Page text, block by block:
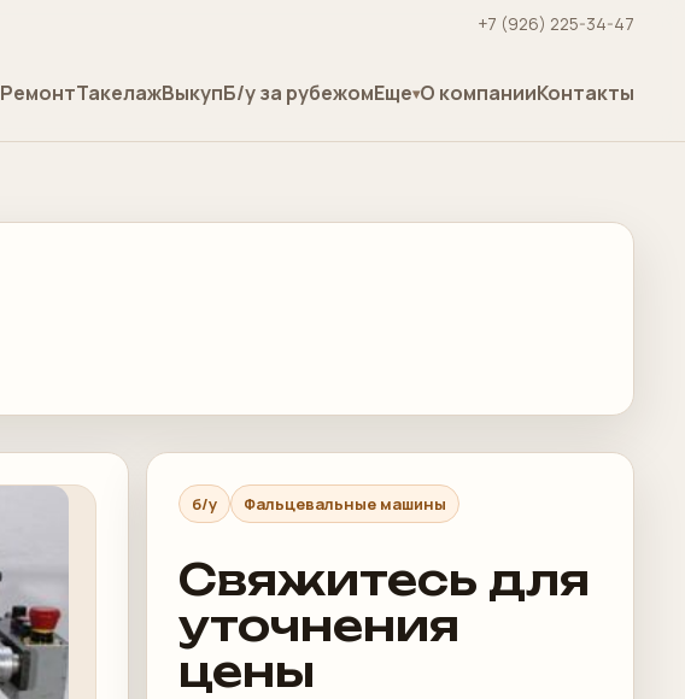
+7 (926) 225-34-47
РемонтТакелажВыкупБ/у за рубежомЕще О компанииКонтакты
б/у Фальцевальные машины
Свяжитесь для
уточнения
цены